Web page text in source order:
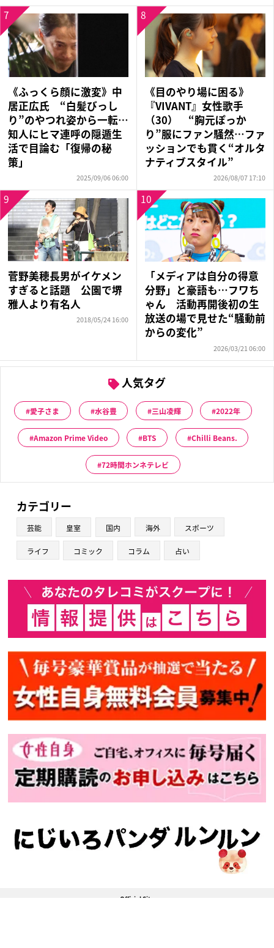
《ふっくら顔に激変》中
居正広氏 “白髪びっし
り”のやつれ姿から一転…
知人にヒマ連呼の隠遁生
活で目論む「復帰の秘
策」
2025/09/06 06:00
7
《目のやり場に困る》
『VIVANT』女性歌手
（30） “胸元ぽっか
り”服にファン騒然…ファ
ッションでも貫く“オルタ
ナティブスタイル”
2026/08/07 17:10
8
菅野美穂長男がイケメン
すぎると話題 公園で堺
雅人より有名人
2018/05/24 16:00
9
「メディアは自分の得意
分野」と豪語も…フワち
ゃん 活動再開後初の生
放送の場で見せた“騒動前
からの変化”
2026/03/21 06:00
10
人気タグ
愛子さま 水谷豊 三山凌輝 2022年
Amazon Prime Video BTS Chilli Beans.
72時間ホンネテレビ
カテゴリー
芸能 皇室 国内 海外 スポーツ
ライフ コミック コラム 占い
Official Site